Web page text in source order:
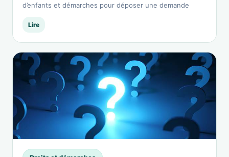
d’enfants et démarches pour déposer une demande
Lire